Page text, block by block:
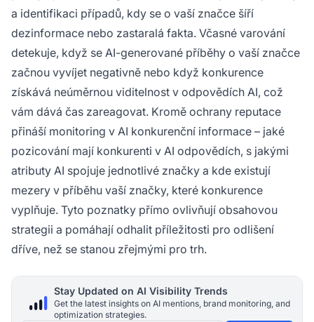
a identifikaci případů, kdy se o vaší značce šíří
dezinformace nebo zastaralá fakta. Včasné varování
detekuje, když se AI-generované příběhy o vaší značce
začnou vyvíjet negativně nebo když konkurence
získává neúměrnou viditelnost v odpovědích AI, což
vám dává čas zareagovat. Kromě ochrany reputace
přináší monitoring v AI konkurenční informace – jaké
pozicování mají konkurenti v AI odpovědích, s jakými
atributy AI spojuje jednotlivé značky a kde existují
mezery v příběhu vaší značky, které konkurence
vyplňuje. Tyto poznatky přímo ovlivňují obsahovou
strategii a pomáhají odhalit příležitosti pro odlišení
dříve, než se stanou zřejmými pro trh.
Stay Updated on AI Visibility Trends
Get the latest insights on AI mentions, brand monitoring, and
optimization strategies.